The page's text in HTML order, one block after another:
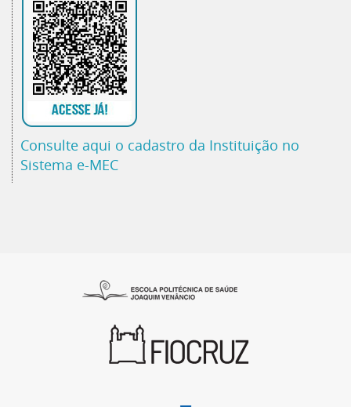
Consulte aqui o cadastro da Instituição no
Sistema e-MEC